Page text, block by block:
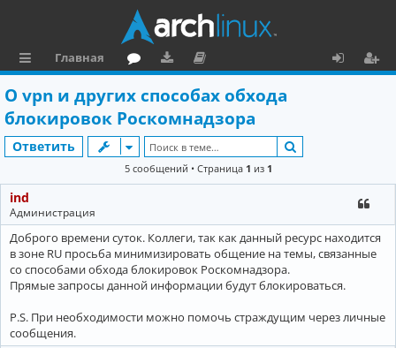
л
и
Главная
м
зк
и
м
е
н
ц
и
а
и
О vpn и других способах обхода
блокировок Роскомнадзора
Ответить
5 сообщений • Страница 1 из 1
ind
Администрация
Доброго времени суток. Коллеги, так как данный ресурс находится
в зоне RU просьба минимизировать общение на темы, связанные
со способами обхода блокировок Роскомнадзора.
Прямые запросы данной информации будут блокироваться.
P.S. При необходимости можно помочь страждущим через личные
сообщения.